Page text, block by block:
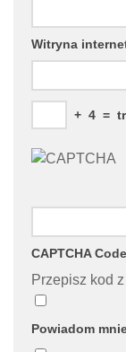
Witryna
+ 4 =
CAPTCHA Code
Przepisz kod
Powiadom